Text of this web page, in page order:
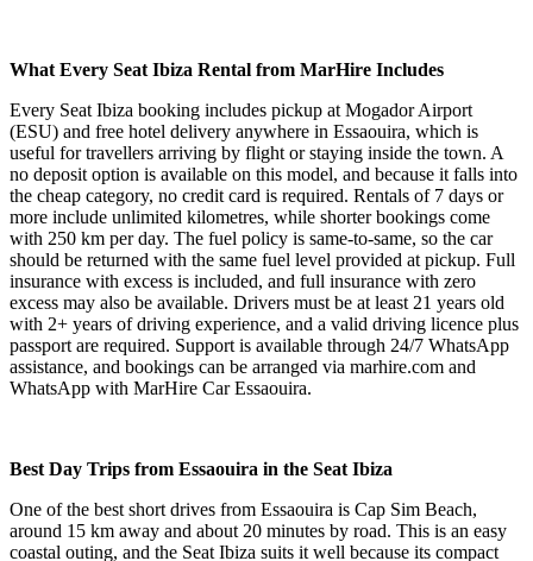
What Every Seat Ibiza Rental from MarHire Includes
Every Seat Ibiza booking includes pickup at Mogador Airport
(ESU) and free hotel delivery anywhere in Essaouira, which is
useful for travellers arriving by flight or staying inside the town. A
no deposit option is available on this model, and because it falls into
the cheap category, no credit card is required. Rentals of 7 days or
more include unlimited kilometres, while shorter bookings come
with 250 km per day. The fuel policy is same-to-same, so the car
should be returned with the same fuel level provided at pickup. Full
insurance with excess is included, and full insurance with zero
excess may also be available. Drivers must be at least 21 years old
with 2+ years of driving experience, and a valid driving licence plus
passport are required. Support is available through 24/7 WhatsApp
assistance, and bookings can be arranged via marhire.com and
WhatsApp with MarHire Car Essaouira.
Best Day Trips from Essaouira in the Seat Ibiza
One of the best short drives from Essaouira is Cap Sim Beach,
around 15 km away and about 20 minutes by road. This is an easy
coastal outing, and the Seat Ibiza suits it well because its compact